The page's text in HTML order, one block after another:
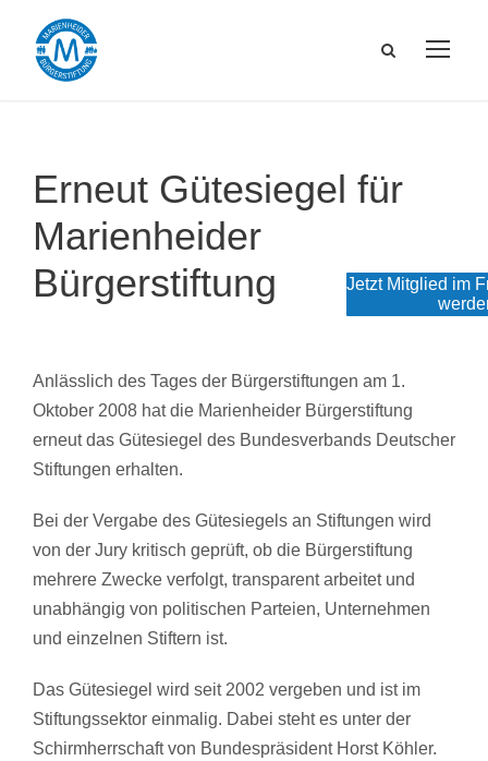
Erneut Gütesiegel für
Marienheider
Bürgerstiftung
Anlässlich des Tages der Bürgerstiftungen am 1.
Oktober 2008 hat die Marienheider Bürgerstiftung
erneut das Gütesiegel des Bundesverbands Deutscher
Stiftungen erhalten.
Bei der Vergabe des Gütesiegels an Stiftungen wird
von der Jury kritisch geprüft, ob die Bürgerstiftung
mehrere Zwecke verfolgt, transparent arbeitet und
unabhängig von politischen Parteien, Unternehmen
und einzelnen Stiftern ist.
Das Gütesiegel wird seit 2002 vergeben und ist im
Stiftungssektor einmalig. Dabei steht es unter der
Schirmherrschaft von Bundespräsident Horst Köhler.
Jetzt Mitglied im